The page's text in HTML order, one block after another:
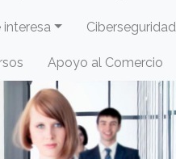
interesa Ciberseguridad
Apoyo al Comercio